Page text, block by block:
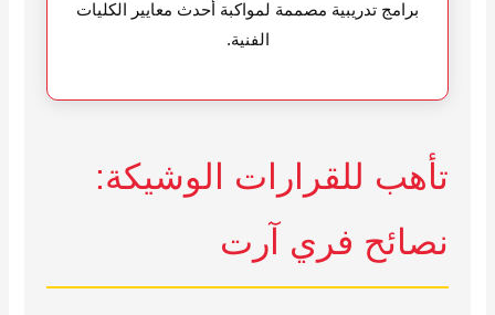
برامج تدريبية مصممة لمواكبة أحدث معايير الكليات
الفنية.
تأهب للقرارات الوشيكة:
نصائح فري آرت